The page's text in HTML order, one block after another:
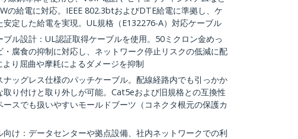
の給電に対応。IEEE 802.3btおよびDTE給電に準拠し、ケ
安定した給電を実現。UL規格（E132276-A）対応ケーブル
ル設計：UL認証取得ケーブルを使用。50ミクロン金めっ
・腐食の抑制に対応し、ネットワーク停止リスクの低減に配
より屈曲や摩耗によるダメージを抑制
ッグレス仕様のパッチケーブル。配線経路内でも引っかか
取り付けと取り外しが可能。Cat5eおよび旧規格との互換性
スでも扱いやすいモールドブーツ（コネクタ根元の保護カ
け：データセンターや拠点設備、社内ネットワークでの利